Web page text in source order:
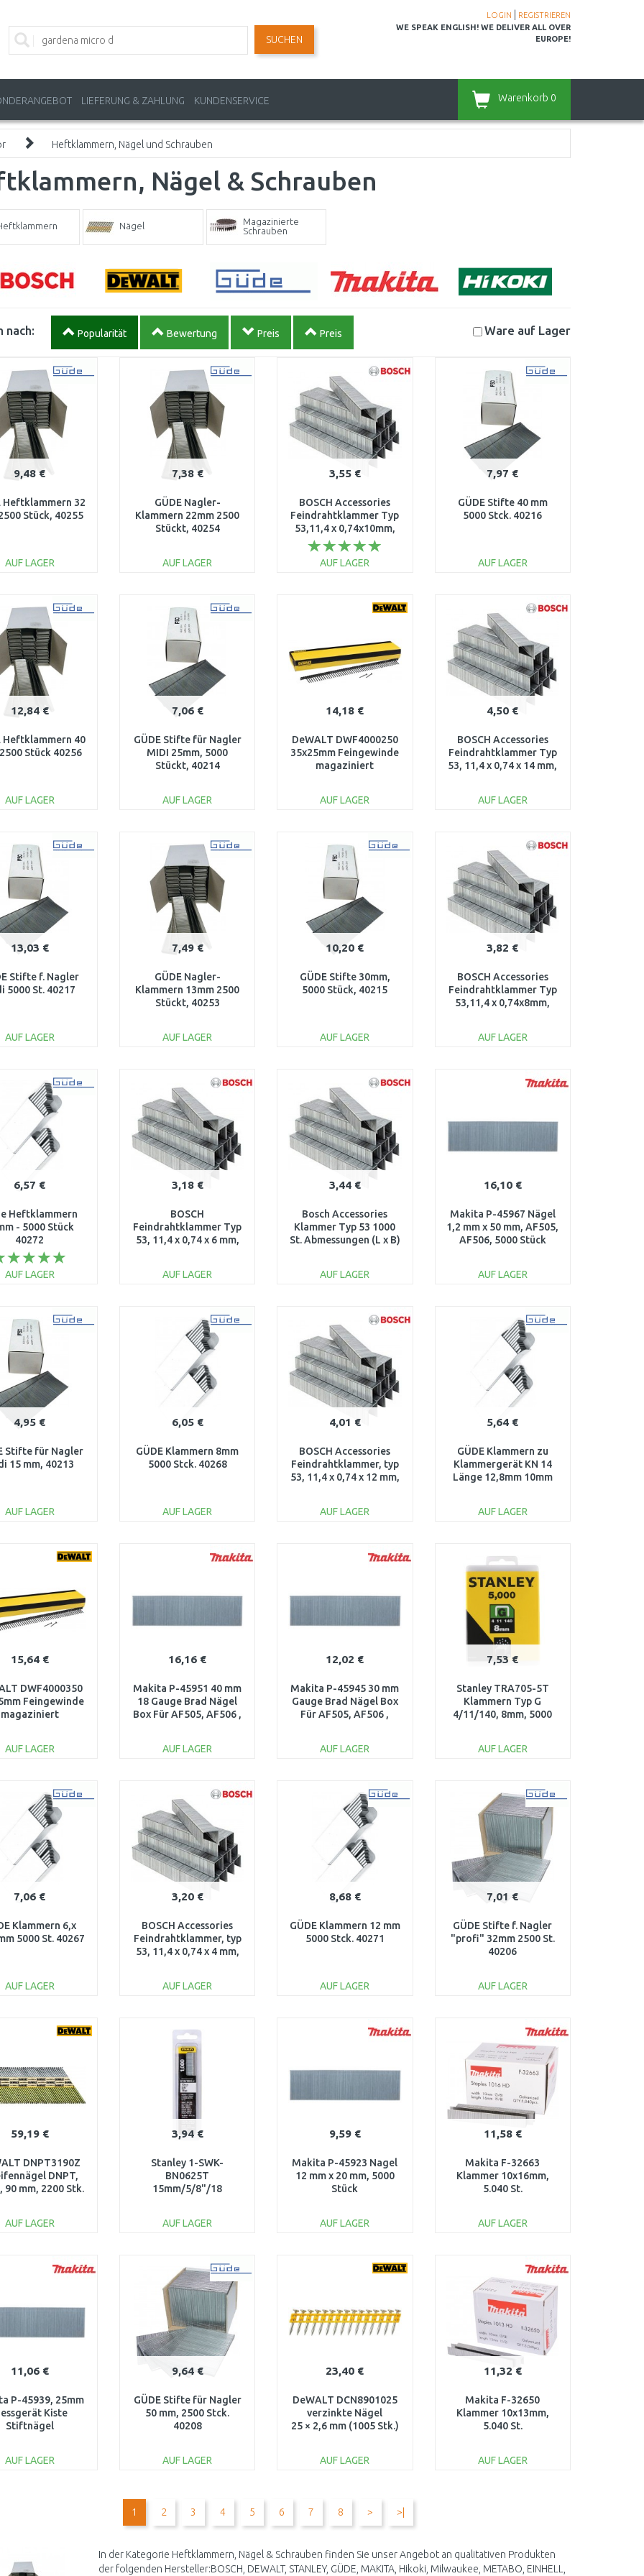
LOGIN
REGISTRIEREN
WE SPEAK ENGLISH! WE DELIVER ALL OVER
EUROPE!
SUCHEN
LIEFERUNG & ZAHLUNG KUNDENSERVICE Warenkorb 0
Heftklammern, Nägel und Schrauben
Nägel & Schrauben
Nägel
Magazinierte
Schrauben
nach: Popularität Bewertung Preis Preis Ware auf Lager
9,48 €
Heftklammern 32
Stück, 40255
AUF LAGER
Vergleichen
7,38 €
GÜDE Nagler-
Klammern 22mm 2500
Stückt, 40254
AUF LAGER
Vergleichen
3,55 €
BOSCH Accessories
Feindrahtklammer Typ
53,11,4 x 0,74x10mm,
1000 Stück 1000 St.,
160920036
AUF LAGER
7,97 €
GÜDE Stifte 40 mm
5000 Stck. 40216
AUF LAGER
Vergleichen
12,84 €
Heftklammern 40
Stück 40256
AUF LAGER
Vergleichen
7,06 €
GÜDE Stifte für Nagler
MIDI 25mm, 5000
Stückt, 40214
AUF LAGER
Vergleichen
14,18 €
DeWALT DWF4000250
35x25mm Feingewinde
magaziniert
AUF LAGER
Vergleichen
4,50 €
BOSCH Accessories
Feindrahtklammer Typ
53, 11,4 x 0,74 x 14 mm,
AUF LAGER
Vergleichen
13,03 €
Stifte f. Nagler
5000 St. 40217
AUF LAGER
Vergleichen
7,49 €
GÜDE Nagler-
Klammern 13mm 2500
Stückt, 40253
AUF LAGER
Vergleichen
10,20 €
GÜDE Stifte 30mm,
5000 Stück, 40215
AUF LAGER
Vergleichen
3,82 €
BOSCH Accessories
Feindrahtklammer Typ
53,11,4 x 0,74x8mm,
AUF LAGER
6,57 €
Heftklammern
- 5000 Stück
40272
AUF LAGER
Vergleichen
3,18 €
BOSCH
Feindrahtklammer Typ
53, 11,4 x 0,74 x 6 mm,
AUF LAGER
Vergleichen
3,44 €
Bosch Accessories
Klammer Typ 53 1000
St. Abmessungen (L x B)
AUF LAGER
Vergleichen
16,10 €
Makita P-45967 Nägel
1,2 mm x 50 mm, AF505,
AF506, 5000 Stück
AUF LAGER
Vergleichen
4,95 €
Stifte für Nagler
15 mm, 40213
AUF LAGER
6,05 €
GÜDE Klammern 8mm
5000 Stck. 40268
AUF LAGER
4,01 €
BOSCH Accessories
Feindrahtklammer, typ
53, 11,4 x 0,74 x 12 mm,
AUF LAGER
5,64 €
GÜDE Klammern zu
Klammergerät KN 14
Länge 12,8mm 10mm
AUF LAGER
Vergleichen
15,64 €
DWF4000350
Feingewinde
magaziniert
AUF LAGER
Vergleichen
16,16 €
Makita P-45951 40 mm
18 Gauge Brad Nägel
Box Für AF505, AF506 ,
AUF LAGER
Vergleichen
12,02 €
Makita P-45945 30 mm
Gauge Brad Nägel Box
Für AF505, AF506 ,
AUF LAGER
Vergleichen
7,53 €
Stanley TRA705-5T
Klammern Typ G
4/11/140, 8mm, 5000
AUF LAGER
Vergleichen
7,06 €
Klammern 6,x
5000 St. 40267
AUF LAGER
3,20 €
BOSCH Accessories
Feindrahtklammer, typ
53, 11,4 x 0,74 x 4 mm,
AUF LAGER
Vergleichen
8,68 €
GÜDE Klammern 12 mm
5000 Stck. 40271
AUF LAGER
7,01 €
GÜDE Stifte f. Nagler
"profi" 32mm 2500 St.
40206
AUF LAGER
Vergleichen
59,19 €
DNPT3190Z
DNPT,
90 mm, 2200 Stk.
AUF LAGER
3,94 €
Stanley 1-SWK-
BN0625T
15mm/5/8"/18
AUF LAGER
Vergleichen
9,59 €
Makita P-45923 Nagel
12 mm x 20 mm, 5000
Stück
AUF LAGER
11,58 €
Makita F-32663
Klammer 10x16mm,
5.040 St.
AUF LAGER
Vergleichen
11,06 €
P-45939, 25mm
Kiste
Stiftnägel
AUF LAGER
9,64 €
GÜDE Stifte für Nagler
50 mm, 2500 Stck.
40208
AUF LAGER
23,40 €
DeWALT DCN8901025
verzinkte Nägel
25 × 2,6 mm (1005 Stk.)
AUF LAGER
11,32 €
Makita F-32650
Klammer 10x13mm,
5.040 St.
AUF LAGER
1 2 3 4 5 6 7 8 > >|
In der Kategorie Heftklammern, Nägel & Schrauben finden Sie unser Angebot an qualitativen Produkten
der folgenden Hersteller:BOSCH, DEWALT, STANLEY, GÜDE, MAKITA, Hikoki, Milwaukee, METABO, EINHELL,